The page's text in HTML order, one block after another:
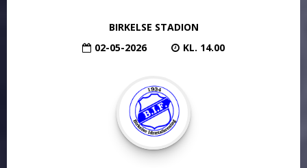
BIRKELSE STADION
02-05-2026
KL. 14.00